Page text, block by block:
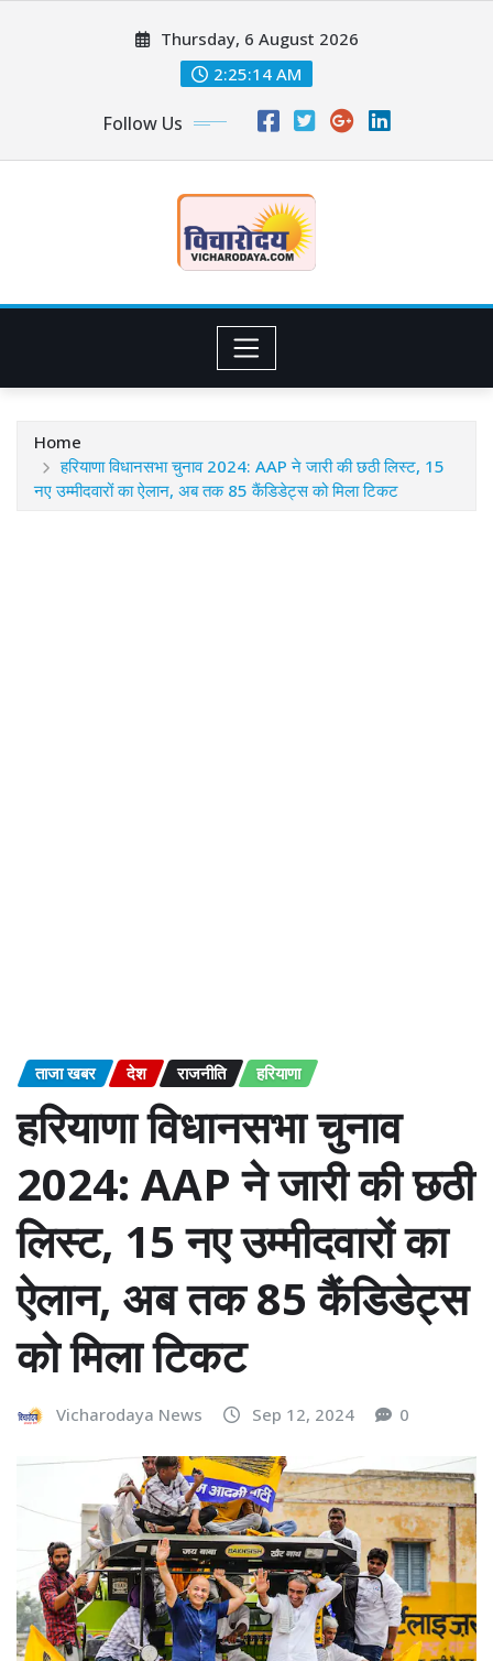
Thursday, 6 August 2026
2:25:16 AM
Follow Us
Home
हरियाणा विधानसभा चुनाव 2024: AAP ने जारी की छठी लिस्ट, 15
नए उम्मीदवारों का ऐलान, अब तक 85 कैंडिडेट्स को मिला टिकट
ताजा खबर देश राजनीति हरियाणा
हरियाणा विधानसभा चुनाव
2024: AAP ने जारी की छठी
लिस्ट, 15 नए उम्मीदवारों का
ऐलान, अब तक 85 कैंडिडेट्स
को मिला टिकट
Vicharodaya News Sep 12, 2024 0